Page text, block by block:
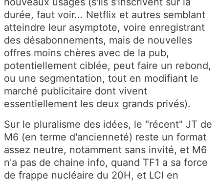
durée, faut voir... Netflix et autres semblant
atteindre leur asymptote, voire enregistrant
des désabonnements, mais de nouvelles
offres moins chères avec de la pub,
potentiellement ciblée, peut faire un rebond,
ou une segmentation, tout en modifiant le
marché publicitaire dont vivent
essentiellement les deux grands privés).
Sur le pluralisme des idées, le "récent" JT de
M6 (en terme d'ancienneté) reste un format
assez neutre, notamment sans invité, et M6
n'a pas de chaine info, quand TF1 a sa force
de frappe nucléaire du 20H, et LCI en